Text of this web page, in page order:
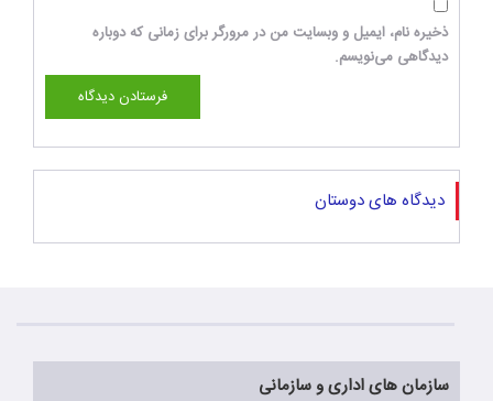
ذخیره نام، ایمیل و وبسایت من در مرورگر برای زمانی که دوباره
دیدگاهی می‌نویسم.
دیدگاه های دوستان
سازمان های اداری و سازمانی